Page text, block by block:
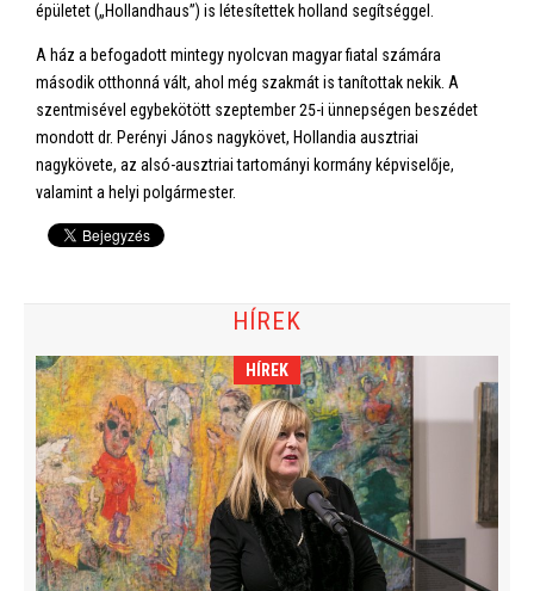
épületet („Hollandhaus”) is létesítettek holland segítséggel.
A ház a befogadott mintegy nyolcvan magyar fiatal számára
második otthonná vált, ahol még szakmát is tanítottak nekik. A
szentmisével egybekötött szeptember 25-i ünnepségen beszédet
mondott dr. Perényi János nagykövet, Hollandia ausztriai
nagykövete, az alsó-ausztriai tartományi kormány képviselője,
valamint a helyi polgármester.
HÍREK
HÍREK